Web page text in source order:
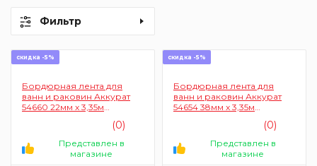
Фильтр
скидка -5%
Бордюрная лента для
ванн и раковин Аккурат
54660 22мм x 3,35м
(0)
Представлен в
магазине
скидка -5%
Бордюрная лента для
ванн и раковин Аккурат
54654 38мм x 3,35м
(0)
Представлен в
магазине